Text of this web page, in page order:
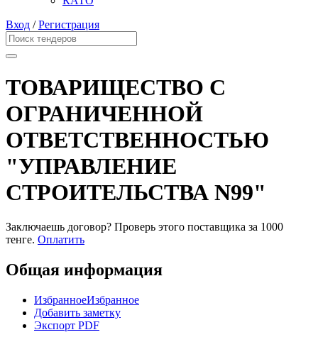
Вход /Регистрация
ТОВАРИЩЕСТВО С
ОГРАНИЧЕННОЙ
ОТВЕТСТВЕННОСТЬЮ
"УПРАВЛЕНИЕ
СТРОИТЕЛЬСТВА N99"
Заключаешь договор? Проверь этого поставщика за 1000
тенге. Оплатить
Общая информация
ИзбранноеИзбранное
Добавить заметку
Экспорт PDF